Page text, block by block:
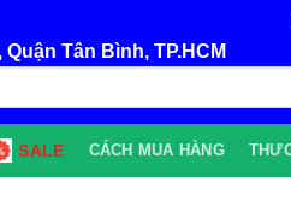
Tân Bình, TP.HCM
SALE CÁCH MUA HÀNG